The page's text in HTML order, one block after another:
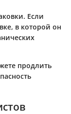
. Если
в которой он
продлить